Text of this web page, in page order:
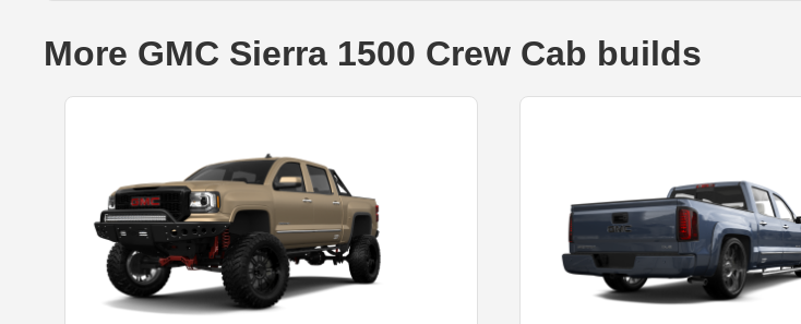
More GMC Sierra 1500 Crew Cab builds